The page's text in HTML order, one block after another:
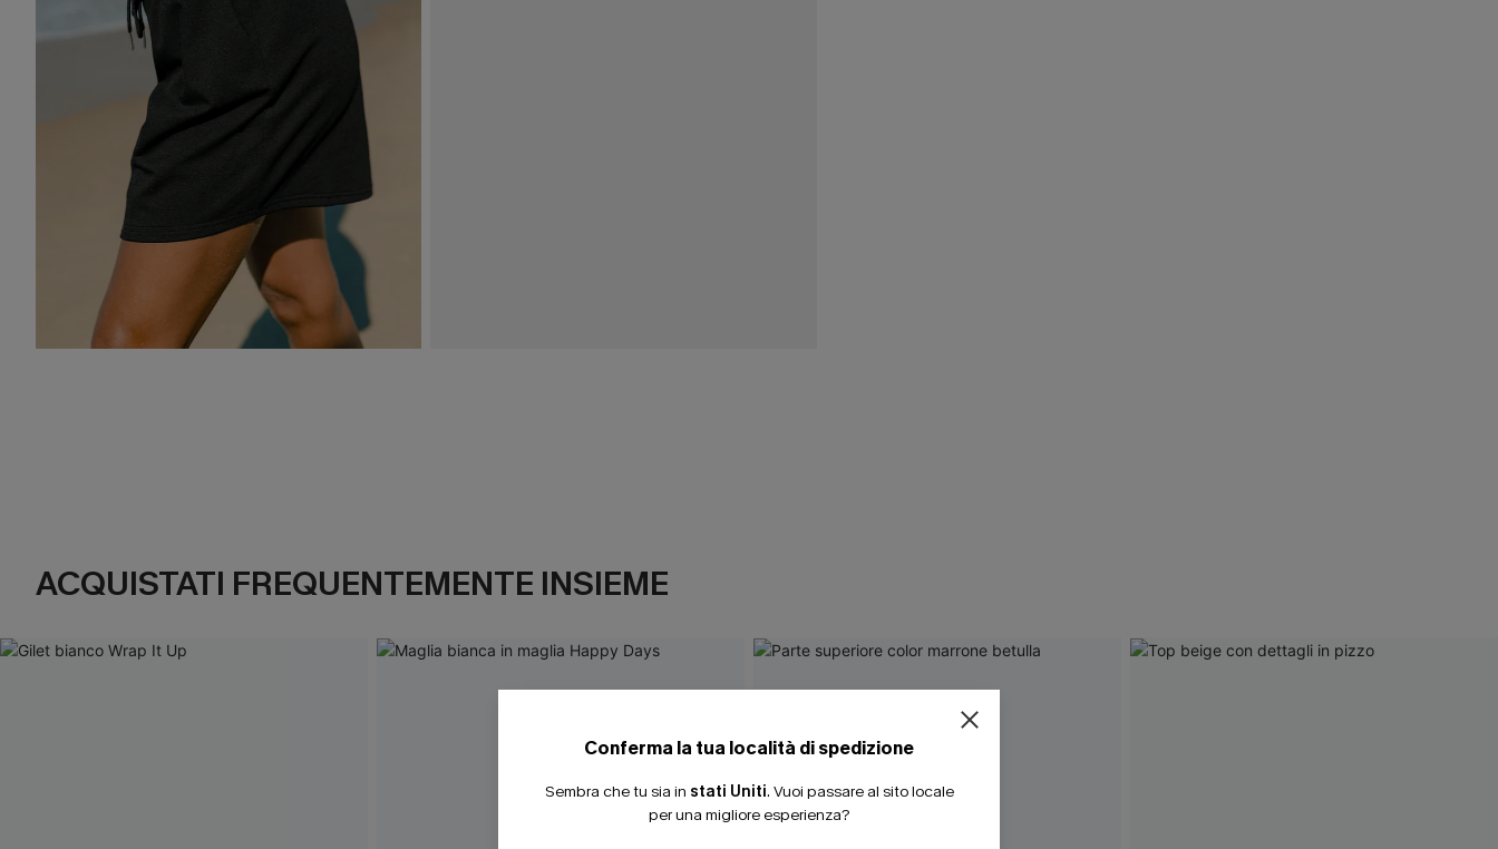
ACQUISTATI FREQUENTEMENTE INSIEME
Conferma la tua località di spedizione
Sembra che tu sia in stati Uniti. Vuoi passare al sito locale
per una migliore esperienza?
20% DI SCONTO SU 2 O PIÙ ARTICOLI